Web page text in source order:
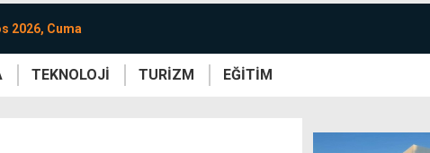
2026, Cuma
TEKNOLOJİ TURİZM EĞİTİM